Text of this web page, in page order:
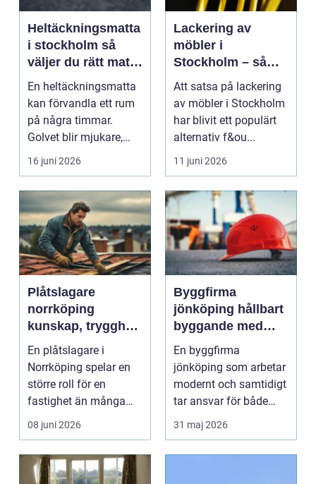
Heltäckningsmatta
i stockholm så
väljer du rätt matta
till hem och kontor
En heltäckningsmatta
kan förvandla ett rum
på några timmar.
Golvet blir mjukare,
ljudnivån sjunker o...
16 juni 2026
Lackering av
möbler i
Stockholm – så
förnyar du hemmet
med professionell
möbellackering
Att satsa på lackering
av möbler i Stockholm
har blivit ett populärt
alternativ f&ou...
11 juni 2026
Plåtslagare
norrköping
kunskap, trygghet
och hållbara
taklösningar
En plåtslagare i
Norrköping spelar en
större roll för en
fastighet än många
tänker på. Rätt
utformad...
08 juni 2026
Byggfirma
jönköping hållbart
byggande med
fokus på trä
En byggfirma
jönköping som arbetar
modernt och samtidigt
tar ansvar för både
människa och miljö
behö...
31 maj 2026